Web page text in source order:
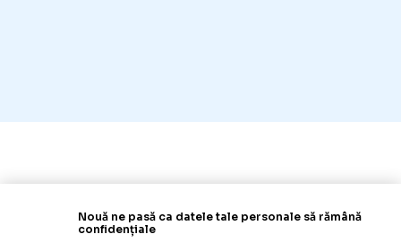
Nouă ne pasă ca datele tale personale să rămână
confidențiale